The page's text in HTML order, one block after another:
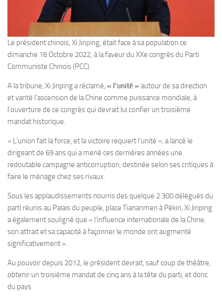
Le président chinois, Xi Jinping, était face à sa population ce
dimanche 16 Octobre 2022, à la faveur du XXe congrès du Parti
Communiste Chinois (PCC).
A la tribune, Xi Jinping a réclamé, « l’unité » autour de sa direction
et vanté l’ascension de la Chine comme puissance mondiale, à
l’ouverture de ce congrès qui devrait lui confier un troisième
mandat historique.
« L’union fait la force, et la victoire requiert l’unité », a lancé le
dirigeant de 69 ans qui a mené ces dernières années une
redoutable campagne anticorruption, destinée selon ses critiques à
faire le ménage chez ses rivaux.
Sous les applaudissements nourris des quelque 2 300 délégués du
parti réunis au Palais du peuple, place Tiananmen à Pékin, Xi Jinping
a également souligné que « l’influence internationale de la Chine,
son attrait et sa capacité à façonner le monde ont augmenté
significativement ».
Au pouvoir depuis 2012, le président devrait, sauf coup de théâtre,
obtenir un troisième mandat de cinq ans à la tête du parti, et donc
du pays.